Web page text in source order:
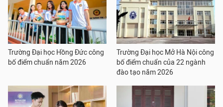
Trường Đại học Hồng Đức công
bố điểm chuẩn năm 2026
Trường Đại học Mở Hà Nội công
bố điểm chuẩn của 22 ngành
đào tạo năm 2026